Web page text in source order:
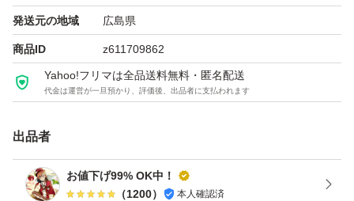
発送元の地域 広島県
商品ID z611709862
Yahoo!フリマは全品送料無料・匿名配送
代金は運営が一旦預かり、評価後、出品者に支払われます
出品者
お値下げ99% OK中！
（1200） 本人確認済